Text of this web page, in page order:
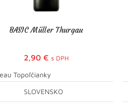
BASIC Müller Thurgau
2,90 € s DPH
Topoľčianky
SLOVENSKO